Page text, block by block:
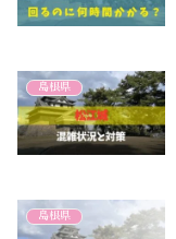
島根県
島根県